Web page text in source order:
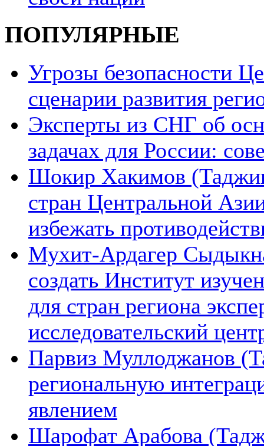
ПОПУЛЯРНЫЕ
Угрозы безопасности
сценарии развития
Эксперты из СНГ об
задачах для России:
Шокир Хакимов
стран Центральной
избежать
Мухит-Ардагер
создать Институт
для стран региона
исследовательский
Парвиз Муллоджанов
региональную
явлением
Шарофат Арабова